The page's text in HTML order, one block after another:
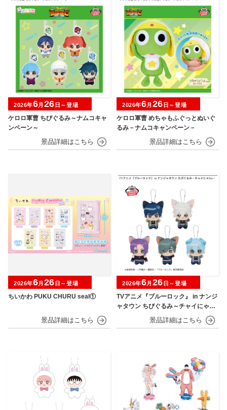
ケロロ軍曹 ちびぐるみ～ナムコキャ
ンペーン～
2026年6月 26 日～登場
ケロロ軍曹 めちゃもふぐっとぬいぐ
るみ－ナムコキャンペーン－
2026年6月 26 日～登場
ちいかわ PUKU CHURU seal①
2026年6月 26 日～登場
TVアニメ『ブルーロック』 in ナンジ
ャタウン ちびぐるみ～チャイにゃFe
2026年6月 26 日～登場